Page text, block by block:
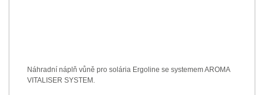
Náhradní náplň vůně pro solária Ergoline se systemem AROMA
VITALISER SYSTEM.